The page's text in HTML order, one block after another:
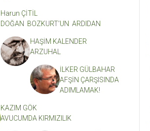
Harun ÇİTİL
DOĞAN BOZKURT’UN ARDIDAN
HAŞİM KALENDER
ARZUHAL
İLKER GÜLBAHAR
AFŞİN ÇARŞISINDA
ADIMLAMAK!
KAZIM GÖK
AVUCUMDA KIRMIZILIK